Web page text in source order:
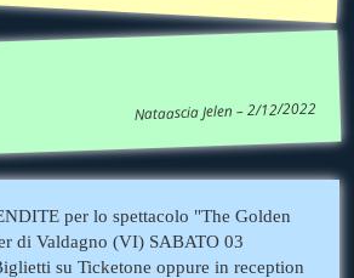
Nataascia Jelen – 2/12/2022
per lo spettacolo "The Golden
di Valdagno (VI) SABATO 03
su Ticketone oppure in reception